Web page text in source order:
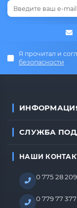
Я прочитал и
безопасности
СЛУЖБА
НАШИ
0 775 28 209
0 779 77 377